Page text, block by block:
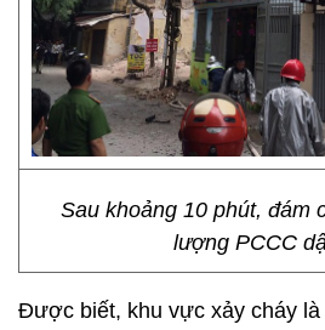
Sau khoảng 10 phút, đám
lượng PCCC
Được biết, khu vực xảy cháy